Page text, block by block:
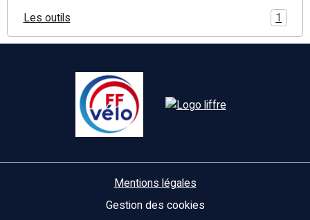
Les outils 1
Mentions légales
Gestion des cookies